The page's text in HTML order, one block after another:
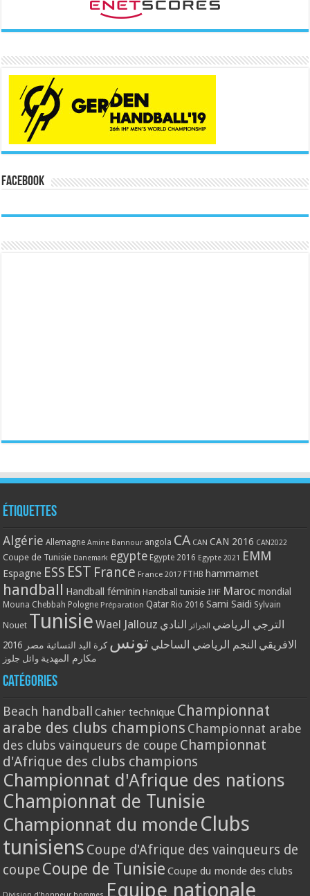
Facebook
Étiquettes
Algérie Allemagne Amine Bannour angola CA CAN CAN 2016 CAN2022
Coupe de Tunisie Danemark egypte Egypte 2016 Egypte 2021 EMM
Espagne ESS EST France France 2017 FTHB hammamet
handball Handball féminin Handball tunisie IHF Maroc mondial
Mouna Chebbah Pologne Préparation Qatar Rio 2016 Sami Saidi Sylvain
Nouet Tunisie Wael Jallouz الترجي الرياضي الجزائر النادي
الافريقي النجم الرياضي الساحلي تونس كرة اليد النسائية مصر 2016
مكارم المهدية وائل جلوز
Catégories
Beach handball Cahier technique Championnat
arabe des clubs champions Championnat arabe
des clubs vainqueurs de coupe Championnat
d'Afrique des clubs champions
Championnat d'Afrique des nations
Championnat de Tunisie
Championnat du monde Clubs
tunisiens Coupe d'Afrique des vainqueurs de
coupe Coupe de Tunisie Coupe du monde des clubs
Equipe nationale